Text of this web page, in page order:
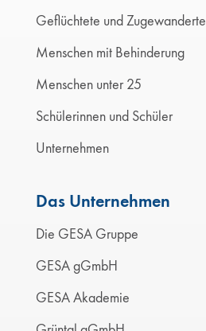
Geflüchtete und Zugewanderte
Menschen mit Behinderung
Menschen unter 25
Schülerinnen und Schüler
Unternehmen
Das Unternehmen
Die GESA Gruppe
GESA gGmbH
GESA Akademie